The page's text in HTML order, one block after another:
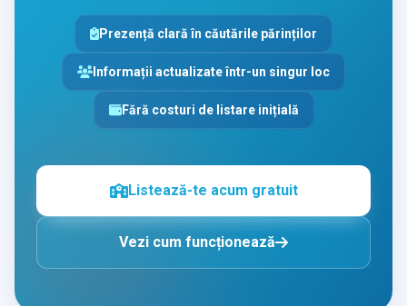
Prezență clară în căutările părinților
Informații actualizate într-un singur loc
Fără costuri de listare inițială
Listează-te acum gratuit
Vezi cum funcționează